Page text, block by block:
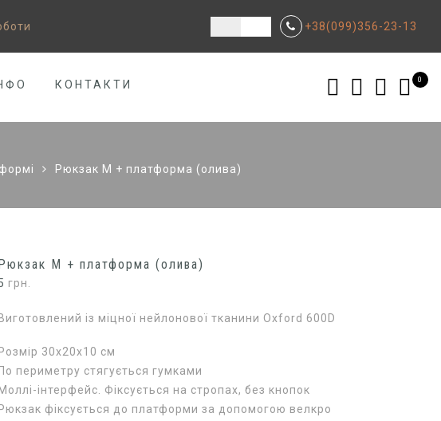
+38(099)356-23-13
КОНТАКТИ 0
Рюкзак М + платформа (олива)
М + платформа (олива)
грн.
Виготовлений із міцної нейлонової тканини Oxford 600D
Розмір 30х20х10 см
По периметру стягується гумками
Моллі-інтерфейс. Фіксується на стропах, без кнопок
Рюкзак фіксується до платформи за допомогою велкро